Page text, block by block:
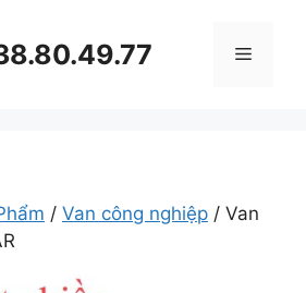
Menu
/ Van công nghiệp / Van